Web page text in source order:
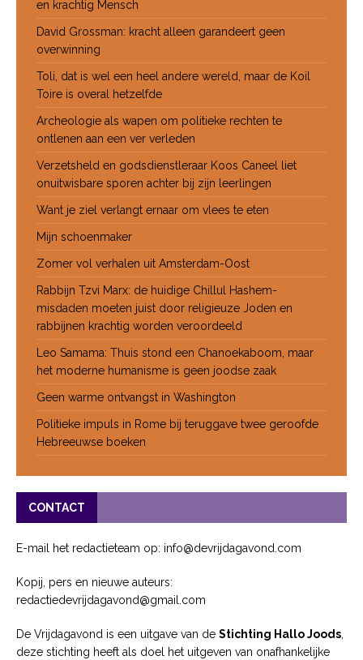
en krachtig Mensch
David Grossman: kracht alleen garandeert geen
overwinning
Toli, dat is wel een heel andere wereld, maar de Koil
Toire is overal hetzelfde
Archeologie als wapen om politieke rechten te
ontlenen aan een ver verleden
Verzetsheld en godsdienstleraar Koos Caneel liet
onuitwisbare sporen achter bij zijn leerlingen
Want je ziel verlangt ernaar om vlees te eten
Mijn schoenmaker
Zomer vol verhalen uit Amsterdam-Oost
Rabbijn Tzvi Marx: de huidige Chillul Hashem-
misdaden moeten juist door religieuze Joden en
rabbijnen krachtig worden veroordeeld
Leo Samama: Thuis stond een Chanoekaboom, maar
het moderne humanisme is geen joodse zaak
Geen warme ontvangst in Washington
Politieke impuls in Rome bij teruggave twee geroofde
Hebreeuwse boeken
CONTACT
E-mail het redactieteam op: info@devrijdagavond.com
Kopij, pers en nieuwe auteurs:
redactiedevrijdagavond@gmail.com
De Vrijdagavond is een uitgave van de Stichting Hallo Joods
deze stichting heeft als doel het uitgeven van onafhankelijke